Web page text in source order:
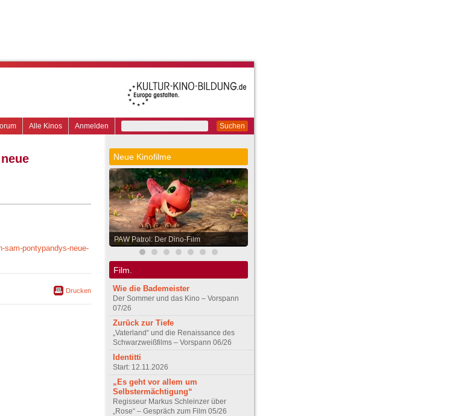
Suchen
Anmelden
Alle Kinos
sam-pontypandys-neue-
Drucken
Neue Kinofilme
PAW Patrol: Der Dino-Film
Film.
Wie die Bademeister
Der Sommer und das Kino – Vorspann
07/26
Zurück zur Tiefe
„Vaterland“ und die Renaissance des
Schwarzweißfilms – Vorspann 06/26
Identitti
Start: 12.11.2026
„Es geht vor allem um
Selbstermächtigung“
Regisseur Markus Schleinzer über
„Rose“ – Gespräch zum Film 05/26